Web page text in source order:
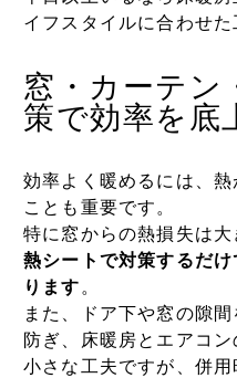
イフスタイルに合わせた
窓・カーテン
策で効率を底
効率よく暖めるには、
ことも重要です。
特に窓からの熱損失は大
熱シートで対策するだ
ります 。
また、ドア下や窓の隙
防ぎ、床暖房とエアコン
小さな工夫ですが、併